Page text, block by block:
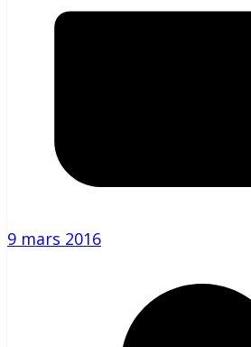
9 mars 2016